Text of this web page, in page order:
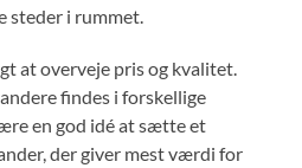
steder i rummet.
at overveje pris og kvalitet.
findes i forskellige
en god idé at sætte et
der giver mest værdi for